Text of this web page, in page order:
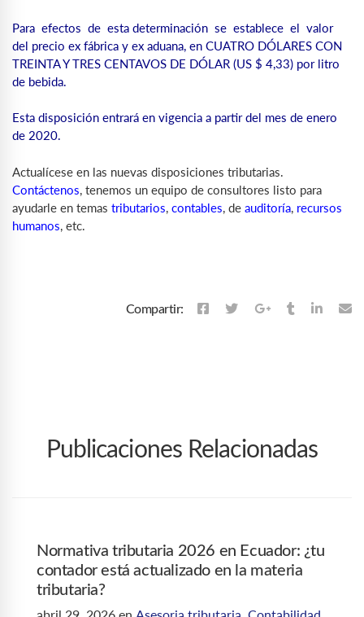
Para efectos de esta determinación se establece el valor
del precio ex fábrica y ex aduana, en CUATRO DÓLARES CON
TREINTA Y TRES CENTAVOS DE DÓLAR (US $ 4,33) por litro
de bebida.
Esta disposición entrará en vigencia a partir del mes de enero
de 2020.
Actualícese en las nuevas disposiciones tributarias.
Contáctenos, tenemos un equipo de consultores listo para
ayudarle en temas tributarios, contables, de auditoría, recursos
humanos, etc.
Compartir:
Publicaciones Relacionadas
Normativa tributaria 2026 en Ecuador: ¿tu
contador está actualizado en la materia
tributaria?